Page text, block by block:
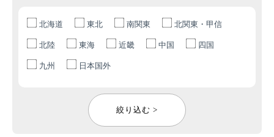
北海道 東北 南関東 北関東・甲信
北陸 東海 近畿 中国 四国
九州 日本国外
絞り込む >